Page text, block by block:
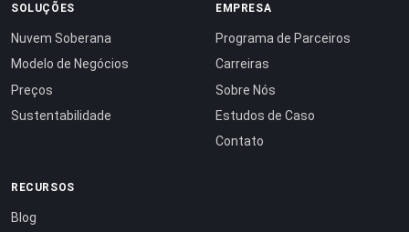
SOLUÇÕES
Nuvem Soberana
Modelo de Negócios
Preços
Sustentabilidade
EMPRESA
Programa de Parceiros
Carreiras
Sobre Nós
Estudos de Caso
Contato
RECURSOS
Blog